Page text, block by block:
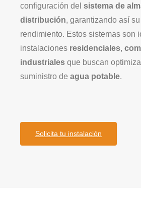
configuración del sistema de
distribución, garantizando así
rendimiento. Estos sistemas son
instalaciones residenciales,
industriales que buscan
suministro de agua potable.
Solicita tu instalación